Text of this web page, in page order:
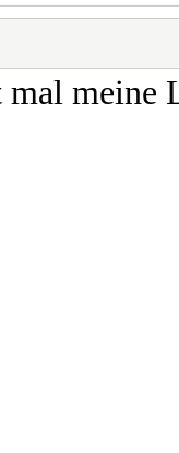
mal meine